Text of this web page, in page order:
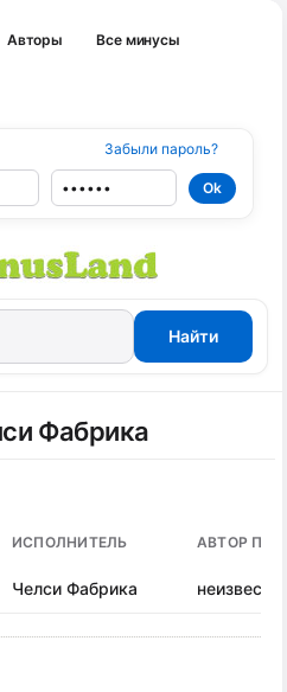
Авторы Все минусы
Забыли пароль?
Фабрика
ИСПОЛНИТЕЛЬ АВТОР
Челси Фабрика